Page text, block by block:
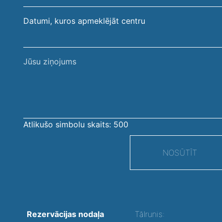
Datumi, kuros apmeklējāt centru
Jūsu
Atlikušo simbolu skaits: 500
NOSŪTĪT
Rezervācijas nodaļa Tālrunis: